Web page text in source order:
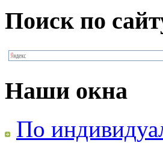
Поиск по
Наши окна
По